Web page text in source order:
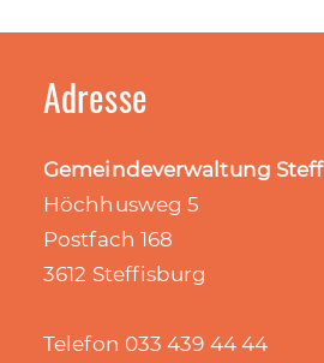
Adresse
Gemeindeverwaltung
Höchhusweg 5
Postfach 168
3612 Steffisburg
Telefon 033 439 44 44